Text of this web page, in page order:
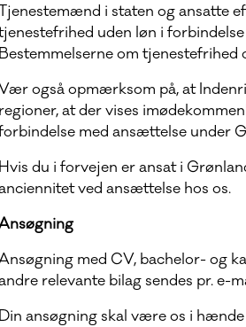
i staten og ansatte
uden løn i
Bestemmelserne om
også opmærksom på, at
regioner, at der vises
med ansættelse under
Hvis du i forvejen er ansat i
ved ansættelse hos os.
med CV, bachelor- og
relevante bilag sendes pr. e-
Din ansøgning skal være os i